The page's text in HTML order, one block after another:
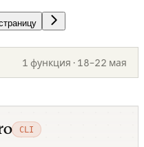
1 функция · 18–22 мая
CLI